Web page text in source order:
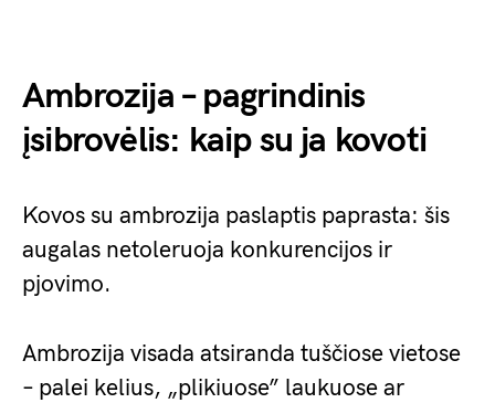
Ambrozija – pagrindinis
įsibrovėlis: kaip su ja kovoti
Kovos su ambrozija paslaptis paprasta: šis
augalas netoleruoja konkurencijos ir
pjovimo.
Ambrozija visada atsiranda tuščiose vietose
– palei kelius, „plikiuose” laukuose ar